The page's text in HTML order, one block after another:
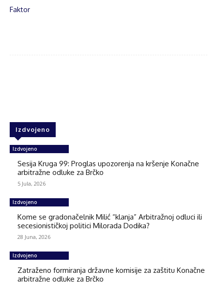
Faktor
Izdvojeno
Izdvojeno
Sesija Kruga 99: Proglas upozorenja na kršenje Konačne
arbitražne odluke za Brčko
5 Jula, 2026
Izdvojeno
Kome se gradonačelnik Milić “klanja” Arbitražnoj odluci ili
secesionističkoj politici Milorada Dodika?
28 Juna, 2026
Izdvojeno
Zatraženo formiranja državne komisije za zaštitu Konačne
arbitražne odluke za Brčko